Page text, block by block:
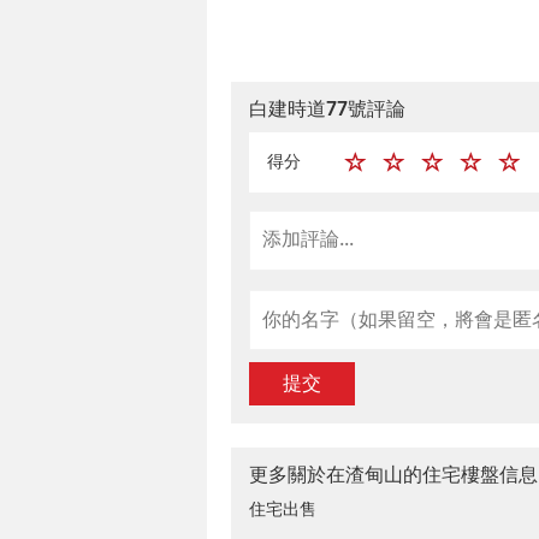
白建時道77號評論
得分
提交
更多關於在渣甸山的住宅樓盤信息
住宅出售